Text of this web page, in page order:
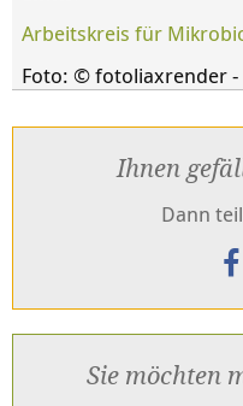
Arbeitskreis für
Foto: © fotoliaxrender -
Ihnen
Dann
Sie möchten